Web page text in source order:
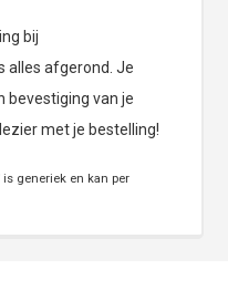
bij
alles afgerond. Je
bevestiging van je
met je bestelling!
is generiek en kan per